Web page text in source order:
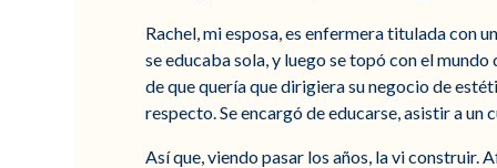
Rachel, mi esposa, es enfermera titulada con
se educaba sola, y luego se topó con el
de que quería que dirigiera su negocio de
respecto. Se encargó de educarse, asistir a
Así que, viendo pasar los años, la vi